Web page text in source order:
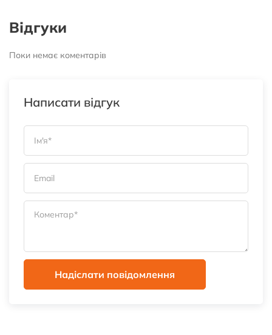
Відгуки
Поки немає коментарів
Написати відгук
Надіслати повідомлення